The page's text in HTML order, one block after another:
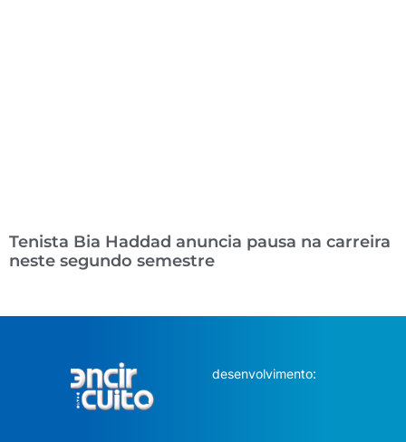
Tenista Bia Haddad anuncia pausa na carreira
neste segundo semestre
desenvolvimento: